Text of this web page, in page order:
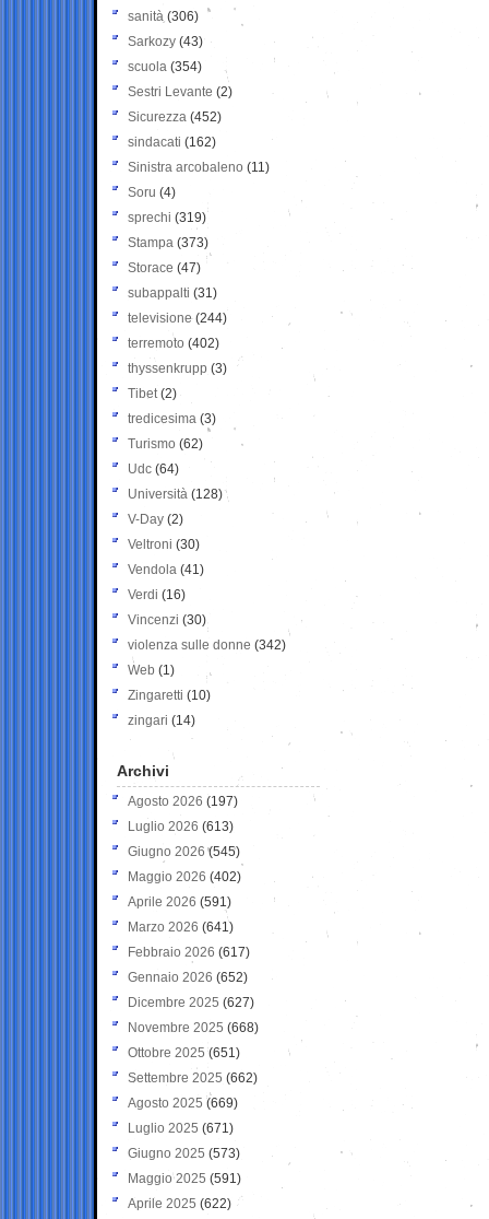
sanità (306)
Sarkozy (43)
scuola (354)
Sestri Levante (2)
Sicurezza (452)
sindacati (162)
Sinistra arcobaleno (11)
Soru (4)
sprechi (319)
Stampa (373)
Storace (47)
subappalti (31)
televisione(244)
terremoto (402)
thyssenkrupp (3)
Tibet(2)
tredicesima (3)
Turismo (62)
Udc (64)
Università (128)
V-Day (2)
Veltroni (30)
Vendola (41)
Verdi (16)
Vincenzi (30)
violenza sulle donne (342)
Web (1)
Zingaretti (10)
zingari (14)
Archivi
Agosto 2026 (197)
Luglio 2026 (613)
Giugno 2026 (545)
Maggio 2026 (402)
Aprile 2026 (591)
Marzo 2026 (641)
Febbraio 2026 (617)
Gennaio 2026 (652)
Dicembre 2025 (627)
Novembre 2025 (668)
Ottobre 2025 (651)
Settembre 2025 (662)
Agosto 2025 (669)
Luglio 2025 (671)
Giugno 2025 (573)
Maggio 2025 (591)
Aprile 2025 (622)